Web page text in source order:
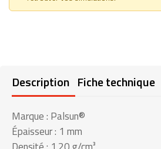
Description Fiche technique
Marque : Palsun®
Épaisseur : 1 mm